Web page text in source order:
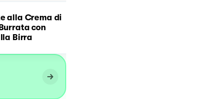
alla Crema di
con
Birra